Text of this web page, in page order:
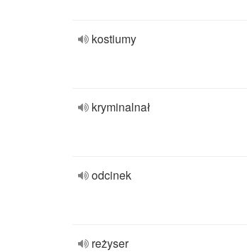
kostiumy
kryminalnał
odcinek
reżyser